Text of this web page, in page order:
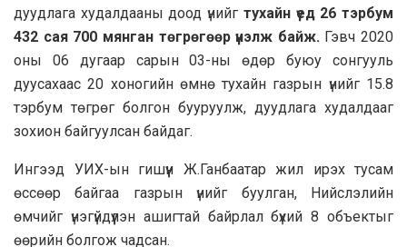
дуудлага худалдааны доод үнийг тухайн үед 26 тэрбум
432 сая 700 мянган төгрөгөөр үнэлж байж. Гэвч 2020
оны 06 дугаар сарын 03-ны өдөр буюу сонгууль
дуусахаас 20 хоногийн өмнө тухайн газрын үнийг 15.8
тэрбум төгрөг болгон бууруулж, дуудлага худалдааг
зохион байгуулсан байдаг.
Ингээд УИХ-ын гишүүн Ж.Ганбаатар жил ирэх тусам
өссөөр байгаа газрын үнийг буулган, Нийслэлийн
өмчийг үнэгүйдүүлэн ашигтай байрлал бүхий 8 объектыг
өөрийн болгож чадсан.